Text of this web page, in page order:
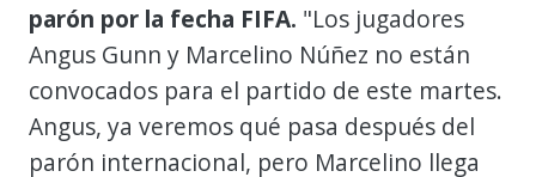
parón por la fecha FIFA. "Los jugadores
Angus Gunn y Marcelino Núñez no están
convocados para el partido de este martes.
Angus, ya veremos qué pasa después del
parón internacional, pero Marcelino llega